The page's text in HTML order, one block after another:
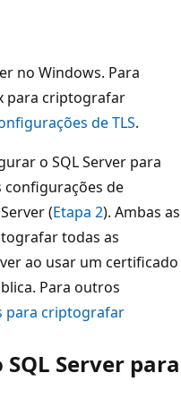
no Windows. Para
para criptografar
de TLS.
o SQL Server para
configurações de
(Etapa 2). Ambas as
todas as
ao usar um certificado
Para outros
para criptografar
Server para